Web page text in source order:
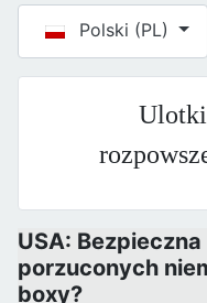
Wybierz swój język
Polski (PL)
USA:
porzuconych
boxy?